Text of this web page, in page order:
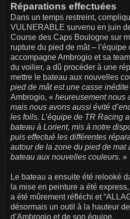
Réparations effectuées
Dans un temps restreint,
VULNERABLE survenu en juin
Course des Caps Boulogne sur
rupture du pied de mât –
accompagne Ambrogio et sa
du voilier, a dû procéder à une
mettre le bateau aux nouvelles
pied de mât est une casse
Ambrogio, « heureusement nous
mais nous avons aussi évité
les foils. L’équipe de TR Racing
bateau à Lorient, mis à notre
puis effectué les différentes
autour de la zone du pied de mat
bateau aux nouvelles couleurs. »
Le bateau a ensuite été relooké
la mise en peinture a été
a été mûrement réfléchi et
désormais un outil à la hauteur
d’Ambrogio et de son équipe.